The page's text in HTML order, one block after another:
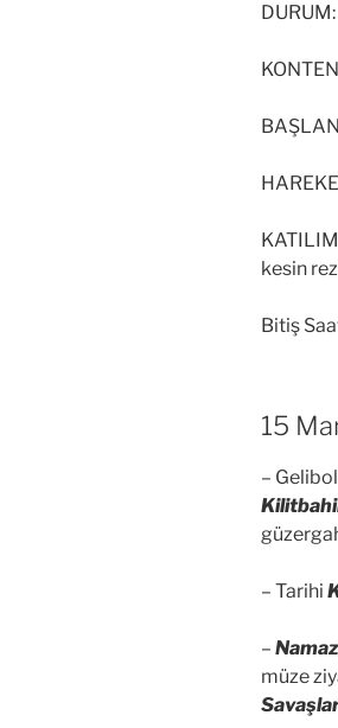
DURUM:
kesin
Bitiş
15
–
– Tarihi
–
müze